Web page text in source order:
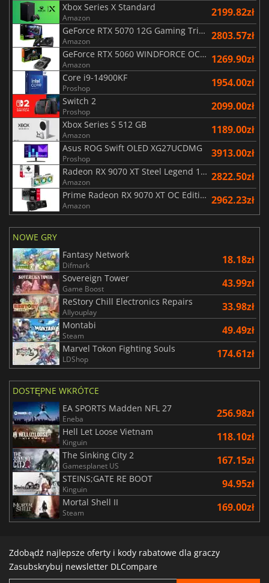
Xbox Series X Standard
Amazon 2199.82zł
GeForce RTX 5070 12G Gaming Trio OC Black
Amazon 2803.57zł
GeForce RTX 5060 WINDFORCE OC 8G
Amazon 1269.90zł
Core i9-14900KF
Proshop 1954.00zł
Switch 2
Proshop 2099.00zł
Xbox Series S 512 GB
Amazon 1189.00zł
Asus ROG Swift OLED XG27UCDMG
Proshop 3913.00zł
Radeon RX 9070 XT Steel Legend 16GB
Amazon 2822.50zł
Prime Radeon RX 9070 XT OC Edition 16G
Amazon 2962.23zł
NOWE GRY
Fantasy Network
Difmark 18.18zł
Sovereign Tower
Game Boost 43.99zł
ReStory Chill Electronics Repairs
Allyouplay 33.98zł
Montabi
Steam 49.49zł
Marvel Tokon Fighting Souls
LDShop 174.61zł
DOSTĘPNE WKRÓTCE
EA SPORTS Madden NFL 27
Eneba 256.98zł
Hell Let Loose Vietnam
Kinguin 118.10zł
The Sinking City 2
Gamesplanet US 167.15zł
STEINS;GATE RE BOOT
Kinguin 94.95zł
Mortal Shell II
Steam 169.00zł
Zdobądź najlepsze oferty i kody rabatowe dla graczy
Zasubskrybuj newsletter DLCompare